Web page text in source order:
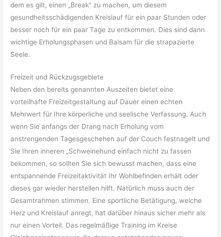
dem es gilt, einen „Break“ zu machen, um diesem
gesundheitsschädigenden Kreislauf für ein paar Stunden oder
besser noch für ein paar Tage zu entkommen. Dies sind dann
wichtige Erholungsphasen und Balsam für die strapazierte
Seele.
Freizeit und Rückzugsgebiete
Neben den bereits genannten Auszeiten bietet eine
vorteilhafte Freizeitgestaltung auf Dauer einen echten
Mehrwert für Ihre körperliche und seelische Verfassung. Auch
wenn Sie anfangs der Drang nach Erholung vom
anstrengenden Tagesgeschehen auf der Couch festnagelt und
Sie Ihren inneren „Schweinehund einfach nicht zu fassen
bekommen, so sollten Sie sich bewusst machen, dass eine
entspannende Freizeitaktivität Ihr Wohlbefinden erhält oder
dieses gar wieder herstellen hilft. Natürlich muss auch der
Gesamtrahmen stimmen. Eine sportliche Betätigung, welche
Herz und Kreislauf anregt, hat darüber hinaus sicher mehr als
nur einen Vorteil. Das regelmäßige Training im Kreise